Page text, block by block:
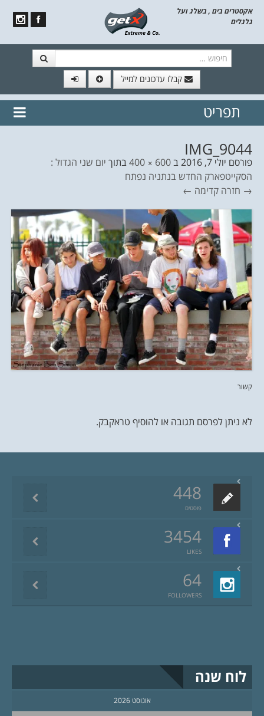
אקסטרים בים , בשלג ועל
גלגלים
קבלו עדכונים למייל
// הצטרף לרשימת תפוצה!
נשמח
תפריט
IMG_9044
פורסם יולי 7, 2016 ב600 × 400 בתוך יום שני הגדול :
הסקייטפארק החדש בנתניה נפתח
→ חזרה קדימה ←
קשור
לא ניתן לפרסם תגובה או להוסיף טראקבק.
448
פוסטים
3454
LIKES
64
FOLLOWERS
לוח שנה
אוגוסט 2026